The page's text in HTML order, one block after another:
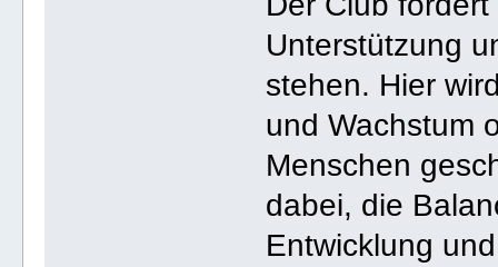
Unterstützung
stehen. Hier
und Wachstum
Menschen
dabei, die
Entwicklung